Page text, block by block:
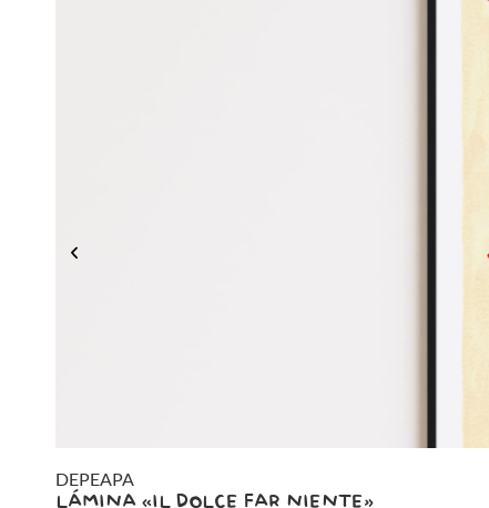
DEPEAPA
LÁMINA «IL DOLCE FAR NIENTE»